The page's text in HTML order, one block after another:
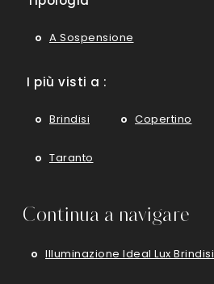
A Sospensione
I più visti a :
Brindisi Copertino
Taranto
Continua a navigare
Illuminazione Ideal Lux Brindisi